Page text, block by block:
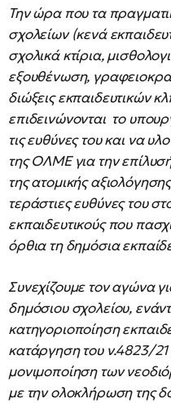
Την ώρα που τα
σχολείων (κενά
σχολικά κτίρια,
εξουθένωση,
διώξεις εκπαιδευτικών
επιδεινώνονται το
τις ευθύνες του και να
της ΟΛΜΕ για την
της ατομικής
τεράστιες ευθύνες του
εκπαιδευτικούς που
όρθια τη δημόσια
Συνεχίζουμε τον αγώνα
δημόσιου σχολείου,
κατηγοριοποίηση
κατάργηση του ν.4823/21
μονιμοποίηση των
με την ολοκλήρωση της